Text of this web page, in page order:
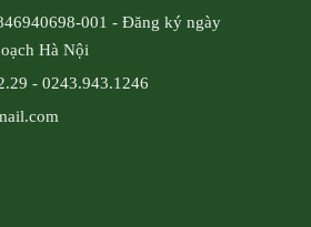
001 - Đăng ký ngày
Hà Nội
- 0243.943.1246